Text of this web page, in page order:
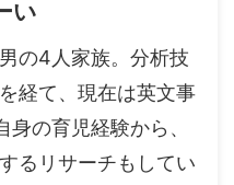
い
の4人家族。分析技
経て、現在は英文事
の育児経験から、
るリサーチもしてい